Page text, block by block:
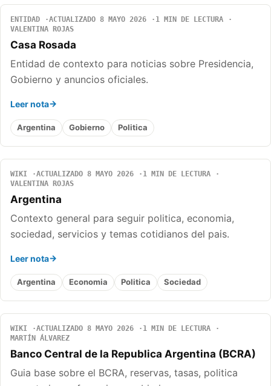
ENTIDAD ACTUALIZADO 8 MAYO 2026
1 MIN DE LECTURA
VALENTINA ROJAS
Casa Rosada
Entidad de contexto para noticias sobre Presidencia,
Gobierno y anuncios oficiales.
Leer nota
Argentina Gobierno Politica
WIKI ACTUALIZADO 8 MAYO 2026
1 MIN DE LECTURA
VALENTINA ROJAS
Argentina
Contexto general para seguir politica, economia,
sociedad, servicios y temas cotidianos del pais.
Leer nota
Argentina Economia Politica Sociedad
WIKI ACTUALIZADO 8 MAYO 2026
1 MIN DE LECTURA
MARTÍN ÁLVAREZ
Banco Central de la Republica Argentina (BCRA)
Guia base sobre el BCRA, reservas, tasas, politica